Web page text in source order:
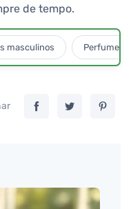
de tempo.
masculinos Perfumes